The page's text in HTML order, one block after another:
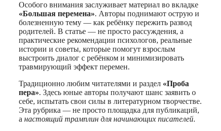
Особого внимания заслуживает материал во вкладке
«Большая перемена». Авторы поднимают острую и
болезненную тему — как ребёнку пережить развод
родителей. В статье — не просто рассуждения, а
практические рекомендации психологов, реальные
истории и советы, которые помогут взрослым
выстроить диалог с ребёнком и минимизировать
травмирующий эффект перемен.
Традиционно любим читателями и раздел «Проба
пера». Здесь юные авторы получают шанс заявить о
себе, испытать свои силы в литературном творчестве.
Эта рубрика — не просто площадка для публикаций,
а настоящий трамплин для начинающих писателей.